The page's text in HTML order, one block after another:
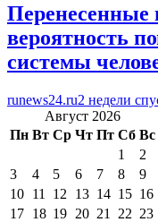
вероятность
системы
runews24.ru2 недели
Август 2026
Пн Вт Ср Чт Пт Сб Вс
1
2
3
4 5 6 7 8
9
10 11 12 13 14 15 16
17 18 19 20 21 22 23